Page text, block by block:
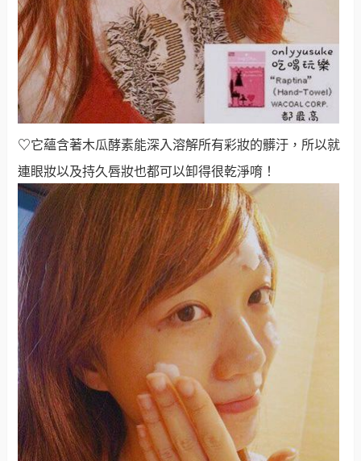
♡它蘊含著木瓜酵素能深入溶解所有彩妝的髒汙，所以就
連眼妝以及持久唇妝也都可以卸得很乾淨唷！